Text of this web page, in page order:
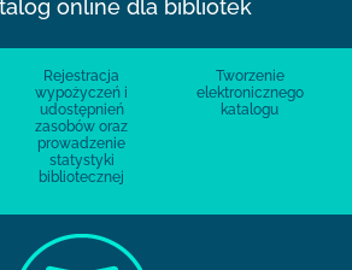
online dla bibliotek
Rejestracja
wypożyczeń i
udostępnień
zasobów oraz
prowadzenie
statystyki
bibliotecznej
Tworzenie
elektronicznego
katalogu